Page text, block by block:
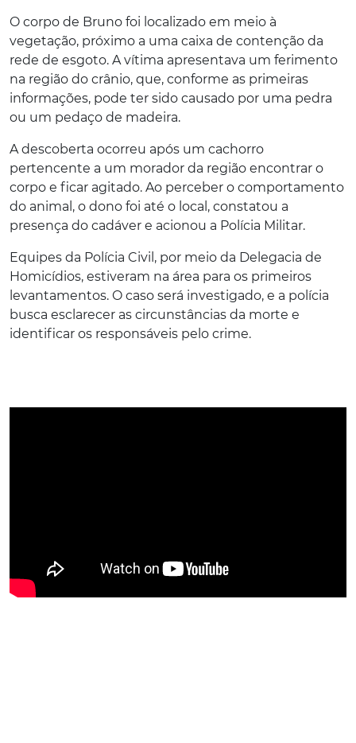
O corpo de Bruno foi localizado em meio à
vegetação, próximo a uma caixa de contenção da
rede de esgoto. A vítima apresentava um ferimento
na região do crânio, que, conforme as primeiras
informações, pode ter sido causado por uma pedra
ou um pedaço de madeira.
A descoberta ocorreu após um cachorro
pertencente a um morador da região encontrar o
corpo e ficar agitado. Ao perceber o comportamento
do animal, o dono foi até o local, constatou a
presença do cadáver e acionou a Polícia Militar.
Equipes da Polícia Civil, por meio da Delegacia de
Homicídios, estiveram na área para os primeiros
levantamentos. O caso será investigado, e a polícia
busca esclarecer as circunstâncias da morte e
identificar os responsáveis pelo crime.